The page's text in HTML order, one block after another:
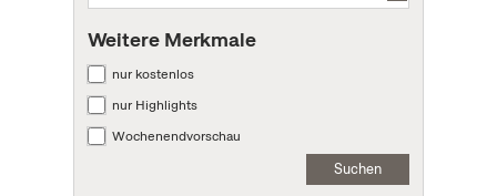
Weitere Merkmale
nur kostenlos
nur Highlights
Wochenendvorschau
Suchen